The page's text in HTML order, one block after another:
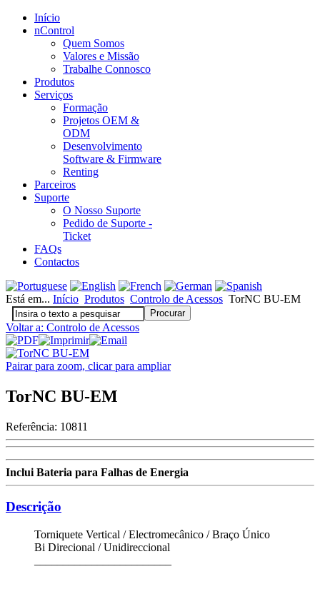
Início
nControl
Quem Somos
Valores e Missão
Trabalhe Connosco
Produtos
Serviços
Formação
Projetos OEM &
ODM
Desenvolvimento
Software & Firmware
Renting
Parceiros
Suporte
O Nosso Suporte
Pedido de Suporte -
Ticket
FAQs
Contactos
Está em... Início Produtos Controlo de Acessos TorNC BU-EM
Voltar a: Controlo de Acessos
Pairar para zoom, clicar para ampliar
TorNC BU-EM
Referência: 10811
Inclui Bateria para Falhas de Energia
Descrição
Torniquete Vertical / Electromecânico / Braço Único
Bi Direcional / Unidireccional